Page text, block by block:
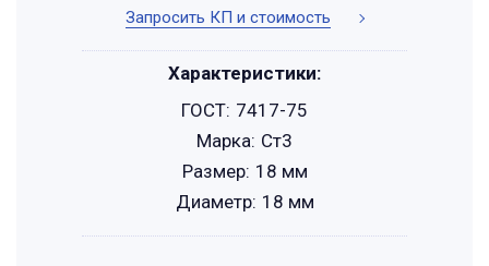
Запросить КП и стоимость
Характеристики:
ГОСТ: 7417-75
Марка: Ст3
Размер: 18 мм
Диаметр: 18 мм